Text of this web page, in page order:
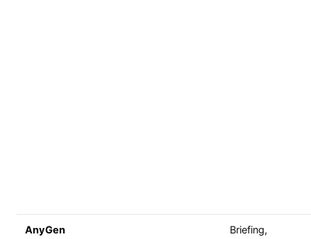
AnyGen
Briefing,